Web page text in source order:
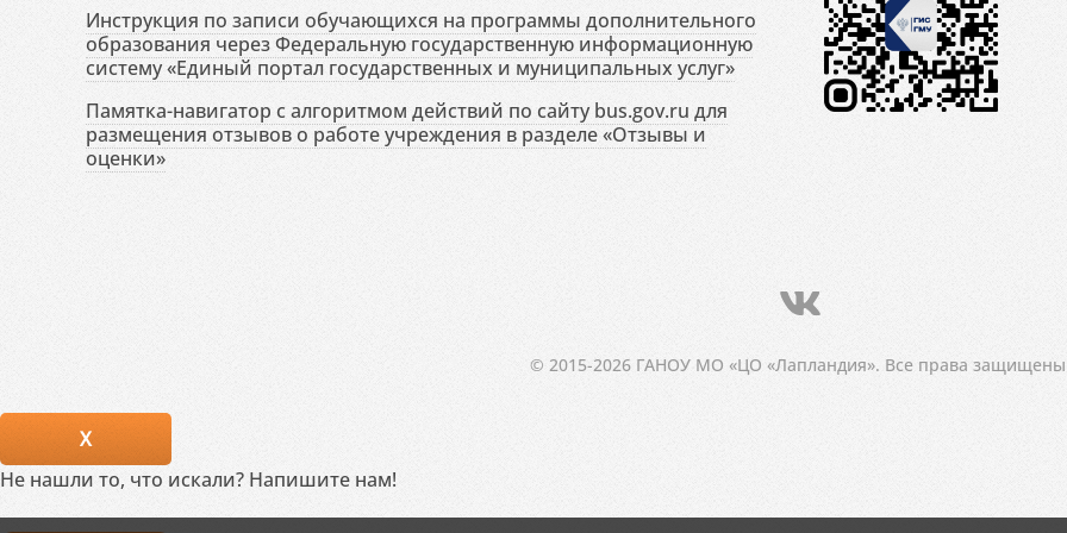
Инструкция по записи обучающихся на программы дополнительного
образования через Федеральную государственную информационную
систему «Единый портал государственных и муниципальных услуг»
Памятка-навигатор с алгоритмом действий по сайту bus.gov.ru для
размещения отзывов о работе учреждения в разделе «Отзывы и
оценки»
© 2015-2026 ГАНОУ МО «ЦО «Лапландия». Все права
X
Не нашли то, что искали? Напишите нам!